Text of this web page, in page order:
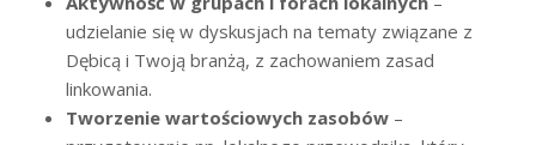
udzielanie się w dyskusjach na tematy związane z
Dębicą i Twoją branżą, z zachowaniem zasad
linkowania.
Tworzenie wartościowych zasobów –